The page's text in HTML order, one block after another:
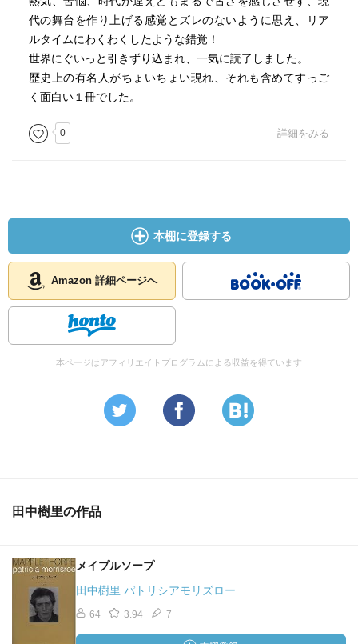
代の舞台を作り上げる感覚とズレのないように思え、リア
ルタイムにわくわくしたような錯覚！
世界にぐいっと引きずり込まれ、一気に読了しました。
歴史上の有名人がちょいちょい現れ、それも含めてすっご
く面白い１冊でした。
0 詳細をみる
本棚に登録する
Amazon 詳細ページへ
本ページはアフィリエイトプログラムによる収益を得ています
田中樹里の作品
メイプルソープ
田中樹里 パトリシアモリズロー
64 3.94 7